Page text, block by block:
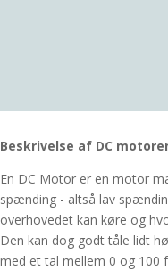
Beskrivelse af DC
En DC Motor er en motor
spænding - altså lav
overhovedet kan køre og
Den kan dog godt tåle lidt
med et tal mellem 0 og 100